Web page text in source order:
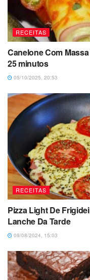
RECEITAS
Canelone Com
25 minutos
05/10/2025, 20:53
RECEITAS
Pizza Light De
Lanche Da Tarde
09/08/2024, 15:03